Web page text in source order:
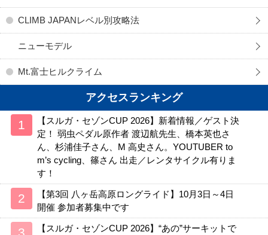
CLIMB JAPANレベル別攻略法
ニューモデル
Mt.富士ヒルクライム
アクセスランキング
【スルガ・セゾンCUP 2026】新着情報／ゲスト決
定！ 弱虫ペダル原作者 渡辺航先生、橋本英也さ
ん、杉浦佳子さん、M 高史さん。YOUTUBER to
m’s cycling、篠さん 出走／レンタサイクル有りま
す！
【第3回 八ヶ岳高原ロングライド】10月3日～4日
開催 参加者募集中です
【スルガ・セゾンCUP 2026】“あの”サーキットで